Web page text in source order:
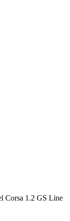
Corsa 1.2 GS Line